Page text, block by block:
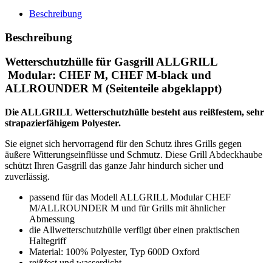
Beschreibung
Beschreibung
Wetterschutzhülle für Gasgrill ALLGRILL
Modular: CHEF M, CHEF M-black und
ALLROUNDER M (Seitenteile abgeklappt)
Die ALLGRILL Wetterschutzhülle besteht aus reißfestem, sehr
strapazierfähigem Polyester.
Sie eignet sich hervorragend für den Schutz ihres Grills gegen
äußere Witterungseinflüsse und Schmutz. Diese Grill Abdeckhaube
schützt Ihren Gasgrill das ganze Jahr hindurch sicher und
zuverlässig.
passend für das Modell ALLGRILL Modular CHEF
M/ALLROUNDER M und für Grills mit ähnlicher
Abmessung
die Allwetterschutzhülle verfügt über einen praktischen
Haltegriff
Material: 100% Polyester, Typ 600D Oxford